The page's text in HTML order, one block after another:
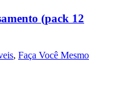
(pack 12
, Faça Você Mesmo